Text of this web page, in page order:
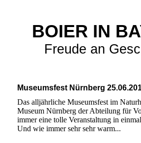
BOIER IN
Freude an
Museumsfest Nürnberg
Das alljährliche Museumsfest im
Museum Nürnberg der Abteilung für
immer eine tolle Veranstaltung in
Und wie immer sehr sehr warm...